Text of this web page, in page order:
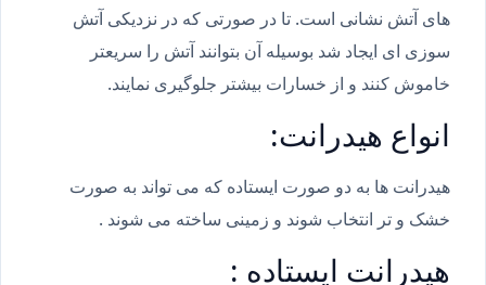
های آتش نشانی است. تا در صورتی که در نزدیکی آتش
سوزی ای ایجاد شد بوسیله آن بتوانند آتش را سریعتر
خاموش کنند و از خسارات بیشتر جلوگیری نمایند.
انواع هیدرانت:
هیدرانت ها به دو صورت ایستاده که می تواند به صورت
خشک و تر انتخاب شوند و زمینی ساخته می شوند .
هیدرانت ایستاده :